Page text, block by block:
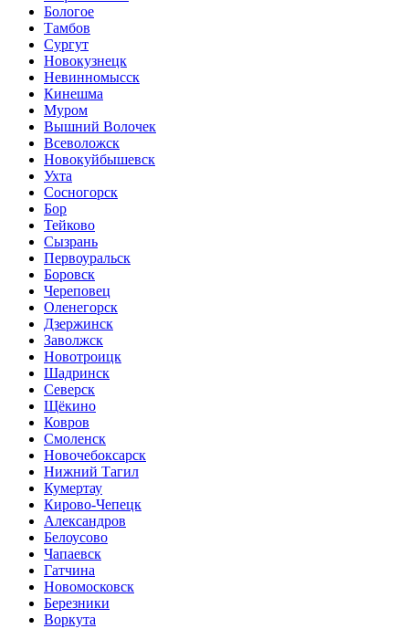
Бологое
Тамбов
Сургут
Новокузнецк
Невинномысск
Кинешма
Муром
Вышний Волочек
Всеволожск
Новокуйбышевск
Ухта
Сосногорск
Бор
Тейково
Сызрань
Первоуральск
Боровск
Череповец
Оленегорск
Дзержинск
Заволжск
Новотроицк
Шадринск
Северск
Щёкино
Ковров
Смоленск
Новочебоксарск
Нижний Тагил
Кумертау
Кирово-Чепецк
Александров
Белоусово
Чапаевск
Гатчина
Новомосковск
Березники
Воркута